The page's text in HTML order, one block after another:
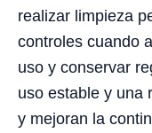
realizar limpieza
controles cuando
uso y conservar
uso estable y una
y mejoran la